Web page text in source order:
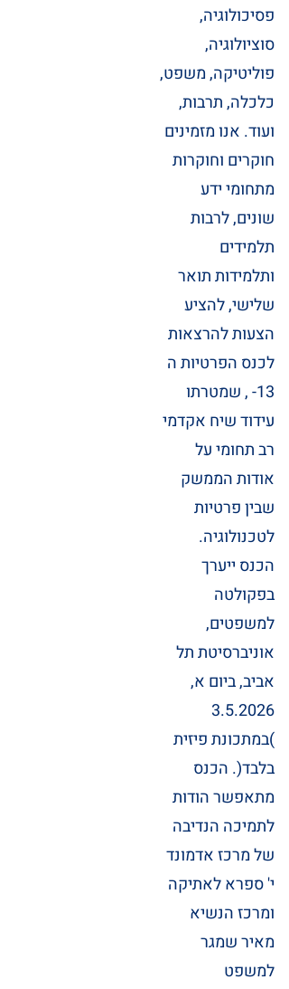
פסיכולוגיה,
סוציולוגיה,
פוליטיקה, משפט,
כלכלה, תרבות,
ועוד. אנו מזמינים
חוקרים וחוקרות
מתחומי ידע
שונים, לרבות
תלמידים
ותלמידות תואר
שלישי, להציע
הצעות להרצאות
לכנס הפרטיות ה
13- , שמטרתו
עידוד שיח אקדמי
רב תחומי על
אודות הממשק
שבין פרטיות
לטכנולוגיה.
הכנס ייערך
בפקולטה
למשפטים,
אוניברסיטת תל
אביב, ביום א,
3.5.2026
)במתכונת פיזית
בלבד(. הכנס
מתאפשר הודות
לתמיכה הנדיבה
של מרכז אדמונד
י' ספרא לאתיקה
ומרכז הנשיא
מאיר שמגר
למשפט